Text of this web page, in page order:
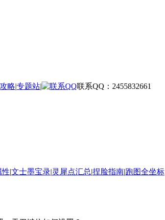
略|专题站| 联系QQ：2455832661
性|文士墨宝录|灵犀点汇总|捏脸指南|跑图全坐标